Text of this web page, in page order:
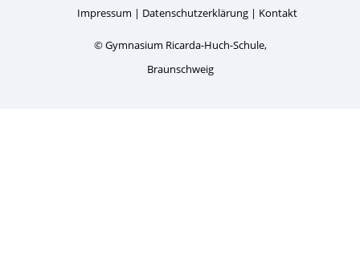
Impressum Datenschutzerklärung Kontakt
© Gymnasium Ricarda-Huch-Schule,
Braunschweig